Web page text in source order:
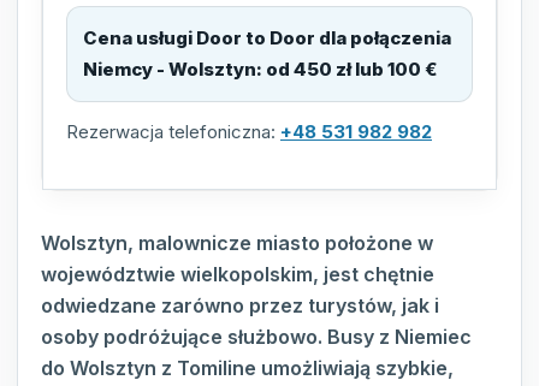
Cena usługi Door to Door dla połączenia
Niemcy - Wolsztyn: od 450 zł lub 100 €
Rezerwacja telefoniczna: +48 531 982 982
Wolsztyn, malownicze miasto położone w
województwie wielkopolskim, jest chętnie
odwiedzane zarówno przez turystów, jak i
osoby podróżujące służbowo. Busy z Niemiec
do Wolsztyn z Tomiline umożliwiają szybkie,